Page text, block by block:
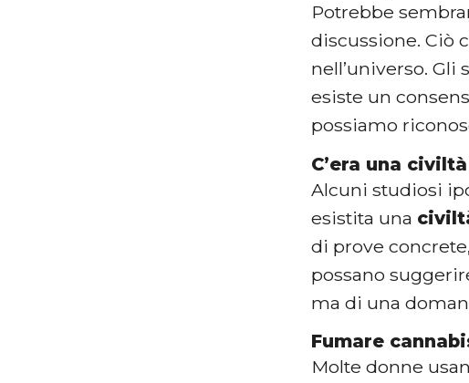
Potrebbe
discussione. Ciò
nell’universo.
esiste un
possiamo
C’era una
Alcuni studiosi
esistita una
di prove
possano
ma di una
Fumare
Molte donne